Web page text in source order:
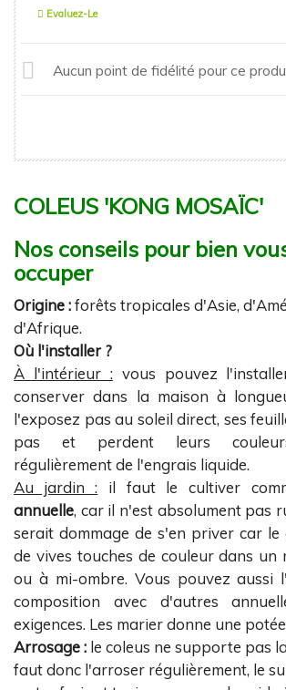
Evaluez-Le
Aucun point de fidélité pour ce
COLEUS 'KONG MOSAÏC'
Nos conseils pour bien
occuper
Origine :forêts tropicales d'Asie,
d'Afrique.
Où l'installer ?
À l'intérieur : vous pouvez
conserver dans la maison à
l'exposez pas au soleil direct, ses
pas et perdent leurs
régulièrement de l'engrais liquide.
Au jardin : il faut le cultiver
annuelle, car il n'est absolument pas
serait dommage de s'en priver car
de vives touches de couleur dans un
ou à mi-ombre. Vous pouvez aussi
composition avec d'autres
exigences. Les marier donne une
Arrosage : le coleus ne supporte pas
faut donc l'arroser régulièrement, le